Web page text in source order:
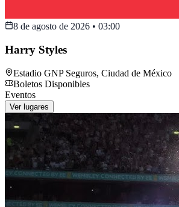
8 de agosto de 2026 • 03:00
Harry Styles
Estadio GNP Seguros, Ciudad de México
Boletos Disponibles
Eventos
Ver lugares